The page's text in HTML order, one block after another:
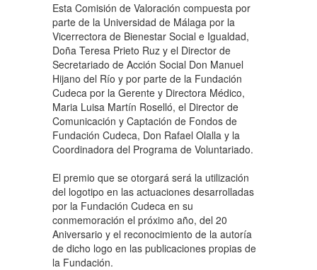
Esta Comisión de Valoración compuesta por
parte de la Universidad de Málaga por la
Vicerrectora de Bienestar Social e Igualdad,
Doña Teresa Prieto Ruz y el Director de
Secretariado de Acción Social Don Manuel
Hijano del Río y por parte de la Fundación
Cudeca por la Gerente y Directora Médico,
Maria Luisa Martín Roselló, el Director de
Comunicación y Captación de Fondos de
Fundación Cudeca, Don Rafael Olalla y la
Coordinadora del Programa de Voluntariado.
El premio que se otorgará será la utilización
del logotipo en las actuaciones desarrolladas
por la Fundación Cudeca en su
conmemoración el próximo año, del 20
Aniversario y el reconocimiento de la autoría
de dicho logo en las publicaciones propias de
la Fundación.